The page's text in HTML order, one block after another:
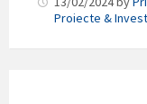
Proiecte &